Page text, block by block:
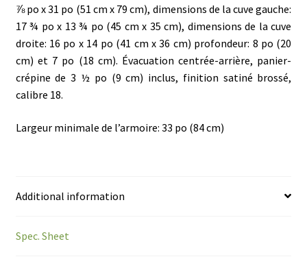
⅞ po x 31 po (51 cm x 79 cm), dimensions de la cuve gauche:
17 ¾ po x 13 ¾ po (45 cm x 35 cm), dimensions de la cuve
droite: 16 po x 14 po (41 cm x 36 cm) profondeur: 8 po (20
cm) et 7 po (18 cm). Évacuation centrée-arrière, panier-
crépine de 3 ½ po (9 cm) inclus, finition satiné brossé,
calibre 18.
Largeur minimale de l’armoire: 33 po (84 cm)
Additional information
Spec. Sheet